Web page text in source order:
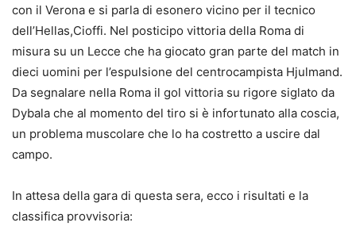
con il Verona e si parla di esonero vicino per il tecnico
dell’Hellas,Cioffi. Nel posticipo vittoria della Roma di
misura su un Lecce che ha giocato gran parte del match in
dieci uomini per l’espulsione del centrocampista Hjulmand.
Da segnalare nella Roma il gol vittoria su rigore siglato da
Dybala che al momento del tiro si è infortunato alla coscia,
un problema muscolare che lo ha costretto a uscire dal
campo.
In attesa della gara di questa sera, ecco i risultati e la
classifica provvisoria: